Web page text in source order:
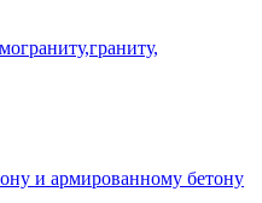
и армированному бетону